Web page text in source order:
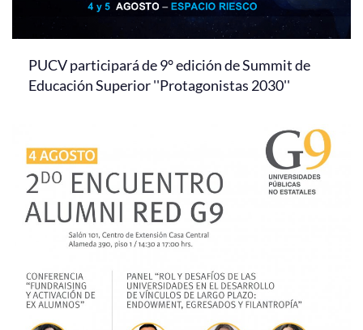
PUCV participará de 9° edición de Summit de
Educación Superior ''Protagonistas 2030''